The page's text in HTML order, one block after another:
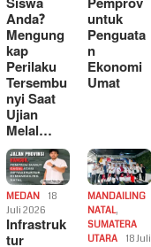
Anda?
Mengung
kap
Perilaku
Tersembu
nyi Saat
Ujian
Melal…
untuk
Penguata
n
Ekonomi
Umat
MEDAN
18
Juli 2026
Infrastruk
tur
MANDAILING
NATAL,
SUMATERA
UTARA
18 Juli